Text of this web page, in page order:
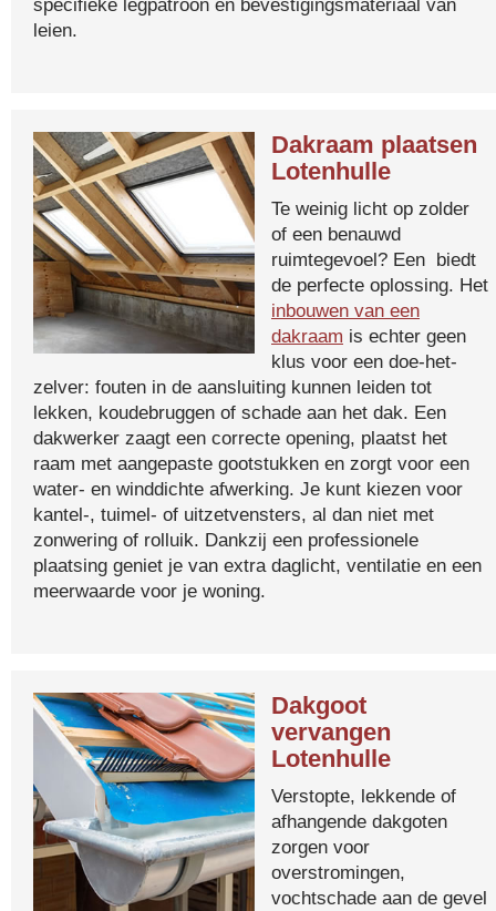
specifieke legpatroon en bevestigingsmateriaal van
leien.
Dakraam plaatsen
Lotenhulle
Te weinig licht op zolder
of een benauwd
ruimtegevoel? Een biedt
de perfecte oplossing. Het
inbouwen van een
dakraam is echter geen
klus voor een doe-het-
zelver: fouten in de aansluiting kunnen leiden tot
lekken, koudebruggen of schade aan het dak. Een
dakwerker zaagt een correcte opening, plaatst het
raam met aangepaste gootstukken en zorgt voor een
water- en winddichte afwerking. Je kunt kiezen voor
kantel-, tuimel- of uitzetvensters, al dan niet met
zonwering of rolluik. Dankzij een professionele
plaatsing geniet je van extra daglicht, ventilatie en een
meerwaarde voor je woning.
Dakgoot
vervangen
Lotenhulle
Verstopte, lekkende of
afhangende dakgoten
zorgen voor
overstromingen,
vochtschade aan de gevel